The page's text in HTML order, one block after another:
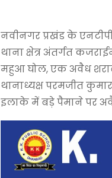
नवीनगर प्रखंड के
थाना क्षेत्र अंतर्गत
महुआ घोल, एक अवैध शराब
थानाध्यक्ष परमजीत
इलाके में बड़े पैमाने पर